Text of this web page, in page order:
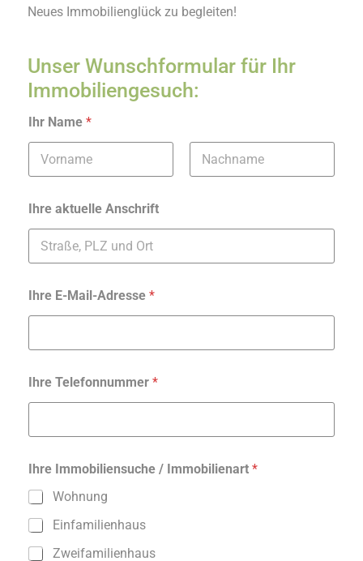
Neues Immobilienglück zu begleiten!
Unser Wunschformular für Ihr
Immobiliengesuch:
Ihr Name *
Ihre aktuelle Anschrift
Ihre E-Mail-Adresse *
Ihre Telefonnummer *
Ihre Immobiliensuche / Immobilienart *
Wohnung
Einfamilienhaus
Zweifamilienhaus